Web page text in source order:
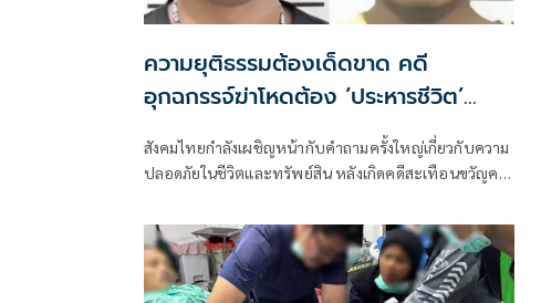
ความยุติธรรมต้องเด็ดขาด คดี
อุกฉกรรจ์ฆ่าโหดต้อง ‘ประหารชีวิต’
สังคมไทยกำลังเผชิญหน้ากับคำถามครั้งใหญ่เกี่ยวกับความ
ปลอดภัยในชีวิตและทรัพย์สิน หลังเกิดคดีสะเทือนขวัญครั้ง